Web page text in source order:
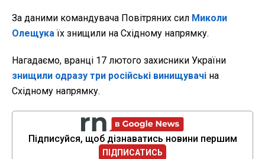
За даними командувача Повітряних сил Миколи
Олещукаїх знищили на Східному напрямку.
Нагадаємо, вранці 17 лютого захисники України
знищили одразу три російські винищувачі на
Східному напрямку.
Підписуйся, щоб дізнаватись новини першим
ПІДПИСАТИСЬ